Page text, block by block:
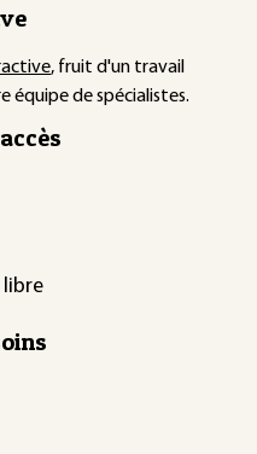
, fruit d'un travail
équipe de spécialistes.
libre